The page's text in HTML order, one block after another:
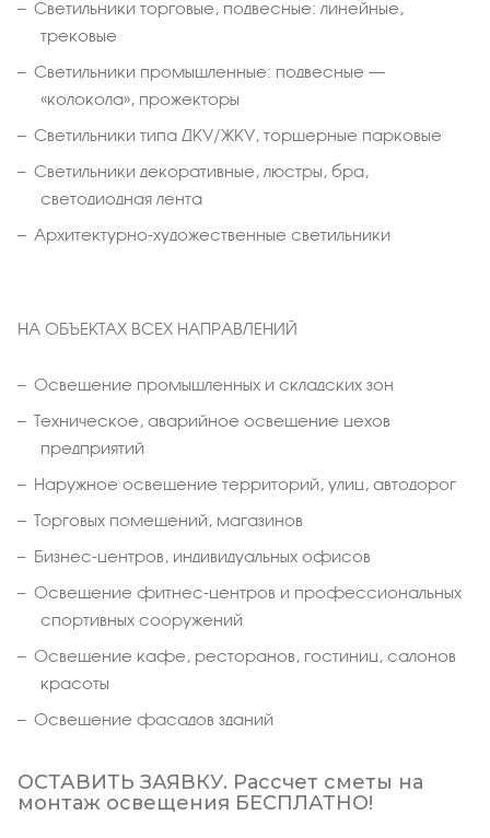
Светильники торговые, подвесные: линейные,
трековые
Светильники промышленные: подвесные –
«колокола», прожекторы
Светильники типа ДКУ/ЖКУ, торшерные парковые
Светильники декоративные, люстры, бра,
светодиодная лента
Архитектурно-художественные светильники
НА ОБЪЕКТАХ ВСЕХ НАПРАВЛЕНИЙ
Освещение промышленных и складских зон
Техническое, аварийное освещение цехов
предприятий
Наружное освещение территорий, улиц, автодорог
Торговых помещений, магазинов
Бизнес-центров, индивидуальных офисов
Освещение фитнес-центров и профессиональных
спортивных сооружений
Освещение кафе, ресторанов, гостиниц, салонов
красоты
Освещение фасадов зданий
ОСТАВИТЬ ЗАЯВКУ. Рассчет сметы на
монтаж освещения БЕСПЛАТНО!